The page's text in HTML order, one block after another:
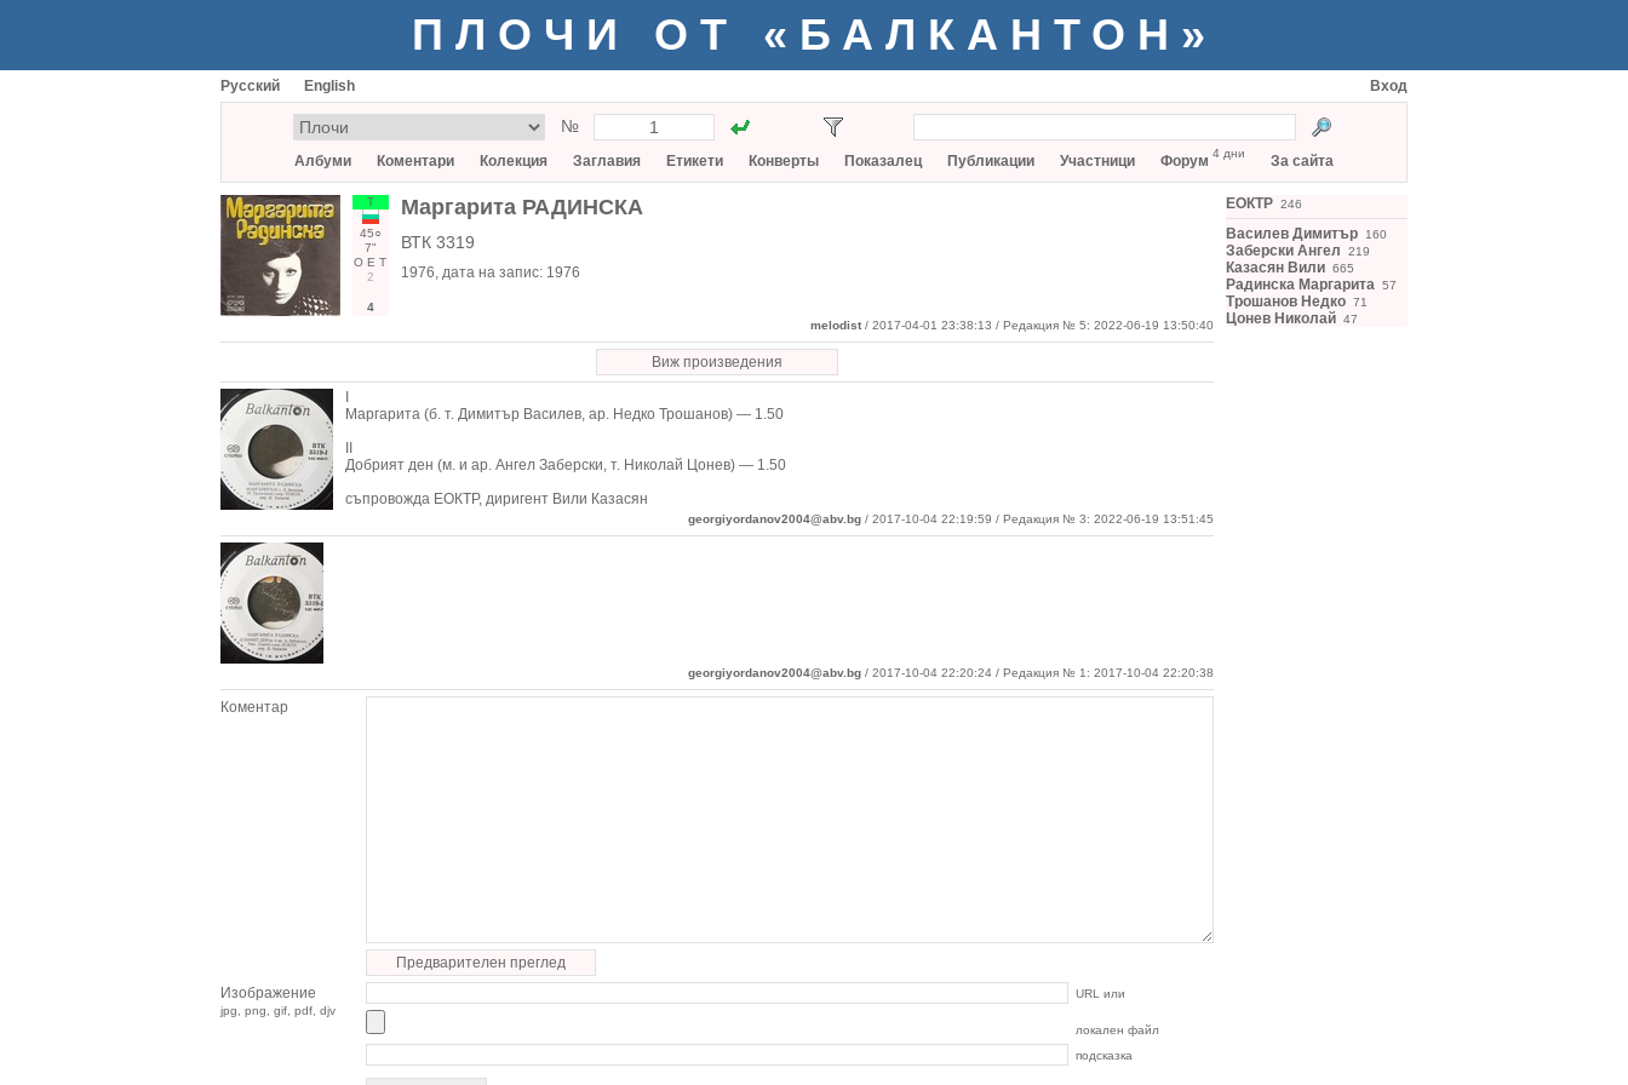
ПЛОЧИ ОТ «БАЛКАНТОН»
Русский English Вход
№
Албуми Коментари Колекция Заглавия Етикети Конверты Показалец Публикации Участници Форум 4 дни За сайта
Т
45○
7"
О Е Т
2
4
Маргарита РАДИНСКА
ВТК 3319
1976, дата на запис: 1976
melodist / 2017-04-01 23:38:13 / Редакция № 5: 2022-06-19 13:50:40
Виж произведения
Маргарита (б. т. Димитър Василев, ар. Недко Трошанов) — 1.50
Добрият ден (м. и ар. Ангел Заберски, т. Николай Цонев) — 1.50
съпровожда ЕОКТР, диригент Вили Казасян
georgiyordanov2004@abv.bg / 2017-10-04 22:19:59 / Редакция № 3: 2022-06-19 13:51:45
georgiyordanov2004@abv.bg / 2017-10-04 22:20:24 / Редакция № 1: 2017-10-04 22:20:38
Коментар
Предварителен преглед
Изображение
jpg, png, gif, pdf, djv
URL или
локален файл
подсказка
ЕОКТР 246
Василев Димитър 160
Заберски Ангел 219
Казасян Вили 665
Радинска Маргарита 57
Трошанов Недко 71
Цонев Николай 47